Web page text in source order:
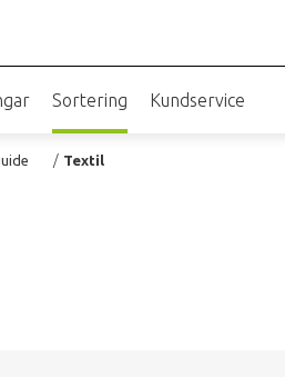
Sortering Kundservice
Textil